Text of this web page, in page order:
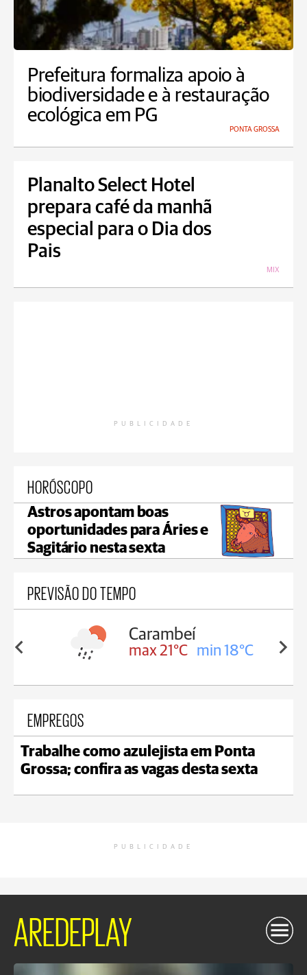
Prefeitura formaliza apoio à
biodiversidade e à restauração
ecológica em PG
PONTA GROSSA
Planalto Select Hotel
prepara café da manhã
especial para o Dia dos
Pais
MIX
PUBLICIDADE
HORÓSCOPO
Astros apontam boas
oportunidades para Áries e
Sagitário nesta sexta
PREVISÃO DO TEMPO
min 18°C
Jaguariaíva
max 22°C min 19°C
EMPREGOS
Trabalhe como azulejista em Ponta
Grossa; confira as vagas desta sexta
PUBLICIDADE
AREDEPLAY